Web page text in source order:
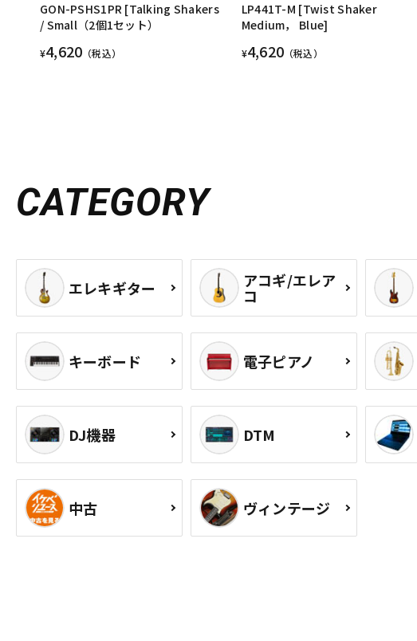
GON-PSHS1PR [Talking Shakers
/ Small（2個1セット）
¥4,620 （税込）
LP441T-M [Twist Shaker
Medium， Blue]
¥4,620 （税込）
CATEGORY
エレキギター アコギ/エレア
コ
キーボード 電子ピアノ
DJ機器 DTM
中古 ヴィンテージ